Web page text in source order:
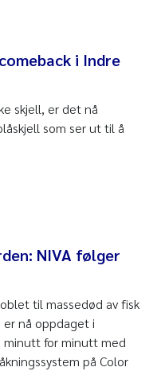
i Indre
skjell, er det nå
som ser ut til å
NIVA følger
til massedød av fisk
nå oppdaget i
minutt for minutt med
på Color